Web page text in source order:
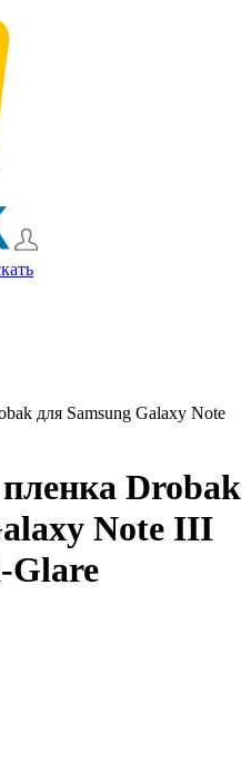
для Samsung Galaxy Note
Drobak
Note III
Glare